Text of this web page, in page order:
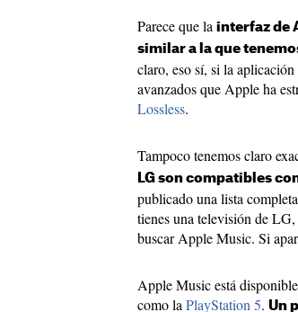
Parece que la interfaz de
similar a la que
claro, eso sí, si la
avanzados que Apple ha
Lossless.
Tampoco tenemos claro
LG son compatibles
publicado una lista
tienes una televisión de
buscar Apple Music. Si
Apple Music está
como la PlayStation 5. Un